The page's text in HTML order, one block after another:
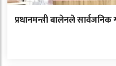
प्रधानमन्त्री बालेनले